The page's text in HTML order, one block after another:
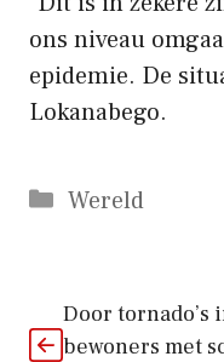
ons niveau
epidemie. De
Lokanabego.
Categorieën
Wereld
Door
bewoners met